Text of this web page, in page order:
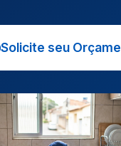
Solicite seu